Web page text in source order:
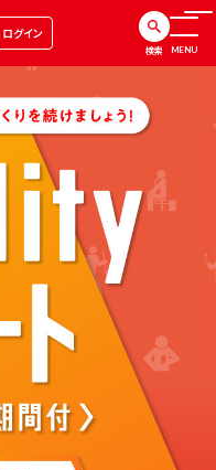
ログイン
検索 MENU